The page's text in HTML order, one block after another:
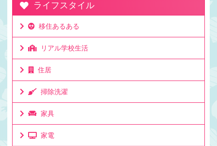
ライフスタイル
移住あるある
リアル学校生活
住居
掃除洗濯
家具
家電